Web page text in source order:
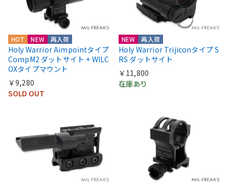
HOT NEW 再入荷
Holy Warrior Aimpointタイプ
CompM2 ダットサイト + WILC
OXタイプマウント
￥9,280
SOLD OUT
NEW 再入荷
Holy Warrior Trijiconタイプ S
RS ダットサイト
￥11,800
在庫あり